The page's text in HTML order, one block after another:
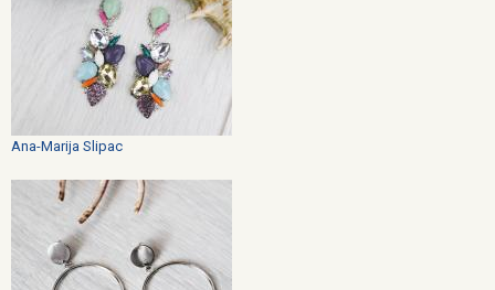
Ana-Marija Slipac